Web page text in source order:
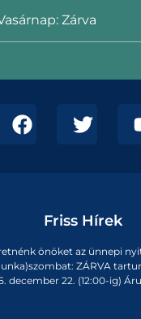
Zárva
Friss Hírek
önöket az ünnepi
ZÁRVA
december 22. (12:00-ig)